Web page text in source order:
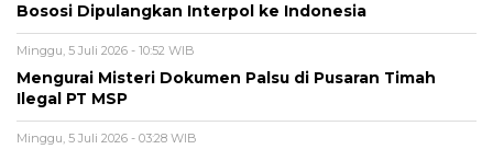
Bososi Dipulangkan Interpol ke Indonesia
Minggu, 5 Juli 2026 - 10:52 WIB
Mengurai Misteri Dokumen Palsu di Pusaran Timah
Ilegal PT MSP
Minggu, 5 Juli 2026 - 03:28 WIB